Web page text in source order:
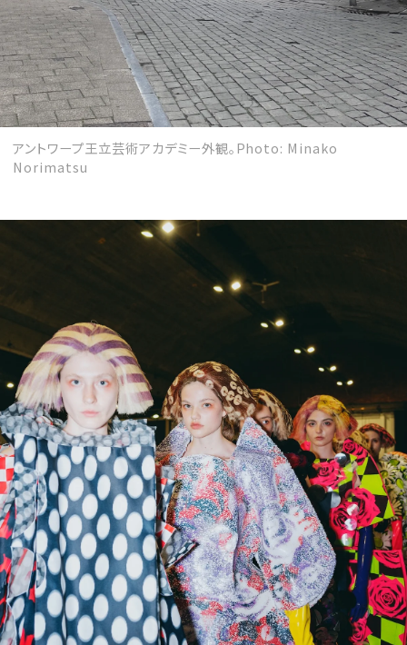
アントワープ王立芸術アカデミー外観。Photo: Minako
Norimatsu